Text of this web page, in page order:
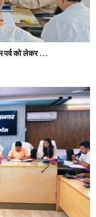
पर्व को लेकर ...